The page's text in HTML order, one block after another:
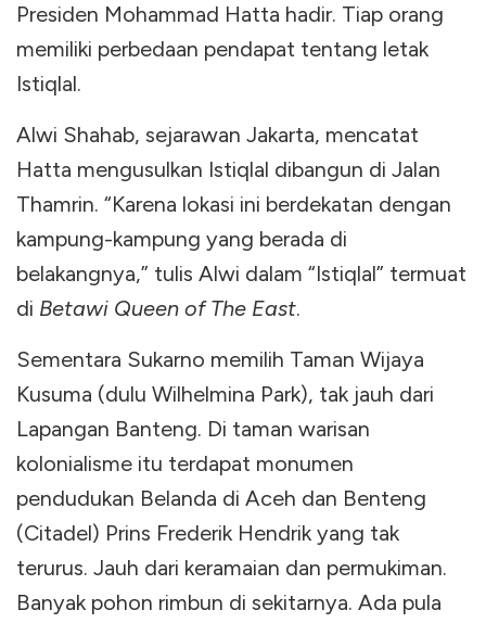
Presiden Mohammad Hatta hadir. Tiap orang
memiliki perbedaan pendapat tentang letak
Istiqlal.
Alwi Shahab, sejarawan Jakarta, mencatat
Hatta mengusulkan Istiqlal dibangun di Jalan
Thamrin. “Karena lokasi ini berdekatan dengan
kampung-kampung yang berada di
belakangnya,” tulis Alwi dalam “Istiqlal” termuat
di Betawi Queen of The East.
Sementara Sukarno memilih Taman Wijaya
Kusuma (dulu Wilhelmina Park), tak jauh dari
Lapangan Banteng. Di taman warisan
kolonialisme itu terdapat monumen
pendudukan Belanda di Aceh dan Benteng
(Citadel) Prins Frederik Hendrik yang tak
terurus. Jauh dari keramaian dan permukiman.
Banyak pohon rimbun di sekitarnya. Ada pula